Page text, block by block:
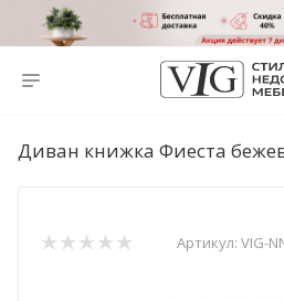
Диван книжка Фиеста
Артикул: VIG-